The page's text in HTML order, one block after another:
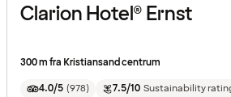
Clarion Hotel® Ernst
300 m fra Kristiansand centrum
4.0/5 (978) 7.5/10 Sustainability